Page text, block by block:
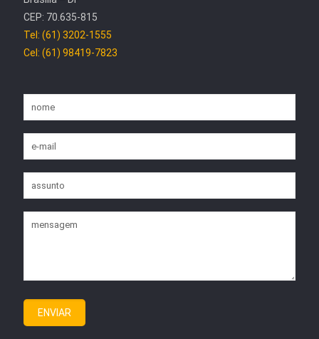
CEP: 70.635-815
Tel: (61) 3202-1555
Cel: (61) 98419-7823